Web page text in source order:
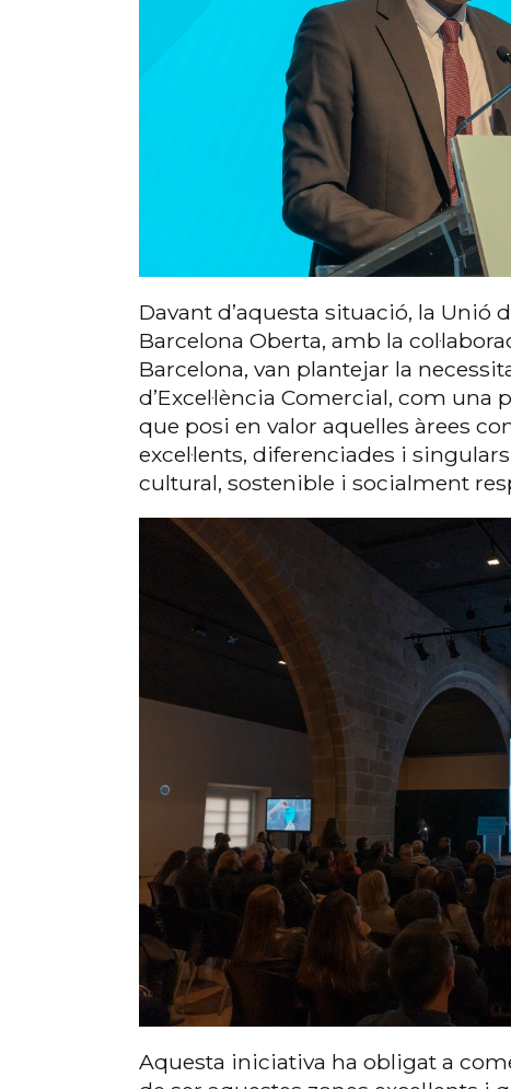
Davant d’aquesta situació, la Unió
Barcelona Oberta, amb la
Barcelona, van plantejar la
d’Excel·lència Comercial, com
que posi en valor aquelles àrees
excel·lents, diferenciades i
cultural, sostenible i socialment
Aquesta iniciativa ha obligat a